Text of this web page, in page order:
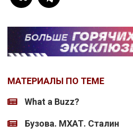
МАТЕРИАЛЫ ПО ТЕМЕ
What a Buzz?
Бузова. МХАТ. Сталин